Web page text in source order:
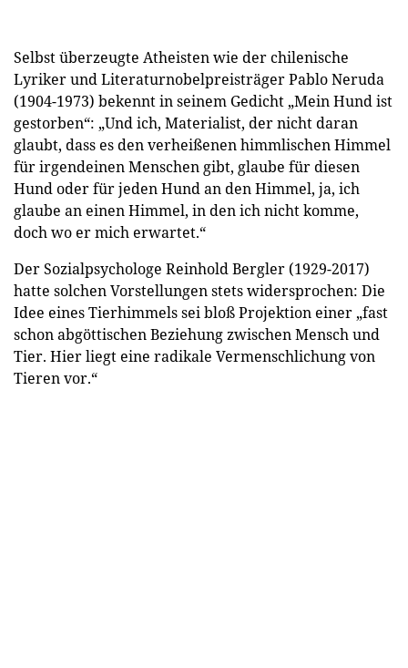
Selbst überzeugte Atheisten wie der chilenische
Lyriker und Literaturnobelpreisträger Pablo Neruda
(1904-1973) bekennt in seinem Gedicht „Mein Hund ist
gestorben“: „Und ich, Materialist, der nicht daran
glaubt, dass es den verheißenen himmlischen Himmel
für irgendeinen Menschen gibt, glaube für diesen
Hund oder für jeden Hund an den Himmel, ja, ich
glaube an einen Himmel, in den ich nicht komme,
doch wo er mich erwartet.“
Der Sozialpsychologe Reinhold Bergler (1929-2017)
hatte solchen Vorstellungen stets widersprochen: Die
Idee eines Tierhimmels sei bloß Projektion einer „fast
schon abgöttischen Beziehung zwischen Mensch und
Tier. Hier liegt eine radikale Vermenschlichung von
Tieren vor.“